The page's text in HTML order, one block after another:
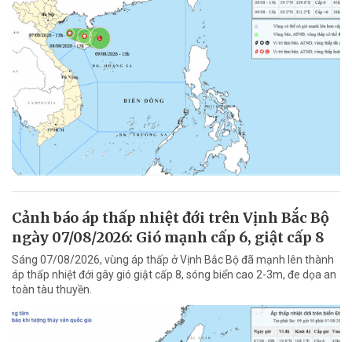
Cảnh báo áp thấp nhiệt đới trên Vịnh Bắc Bộ
ngày 07/08/2026: Gió mạnh cấp 6, giật cấp 8
Sáng 07/08/2026, vùng áp thấp ở Vịnh Bắc Bộ đã mạnh lên thành
áp thấp nhiệt đới gây gió giật cấp 8, sóng biển cao 2-3m, đe dọa an
toàn tàu thuyền.